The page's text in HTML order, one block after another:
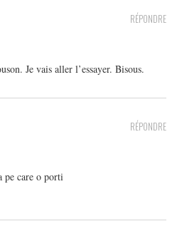
RÉPONDRE
Je vais aller l’essayer. Bisous.
RÉPONDRE
pe care o porti